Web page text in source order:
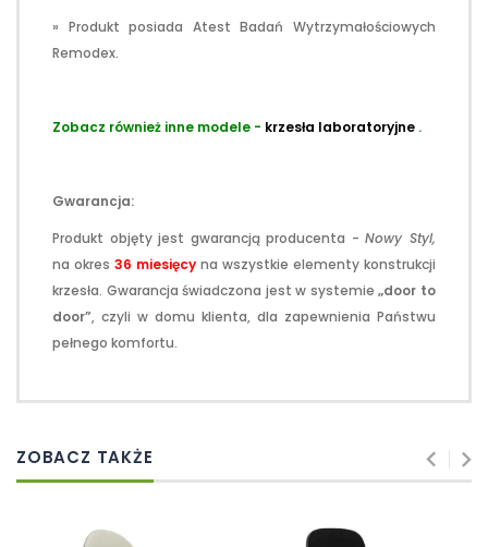
» Produkt posiada Atest Badań Wytrzymałościowych
Remodex.
Zobacz również inne modele - krzesła laboratoryjne .
Gwarancja:
Produkt objęty jest gwarancją producenta -Nowy Styl,
na okres 36 miesięcy na wszystkie elementy konstrukcji
krzesła. Gwarancja świadczona jest w systemie „door to
door”, czyli w domu klienta, dla zapewnienia Państwu
pełnego komfortu.
ZOBACZ TAKŻE